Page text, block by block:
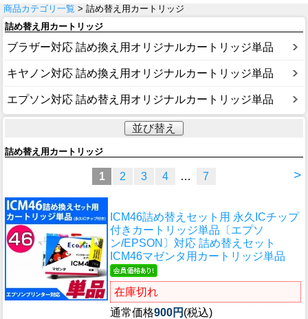
商品カテゴリ一覧 > 詰め替え用カートリッジ
詰め替え用カートリッジ
ブラザー対応 詰め換え用オリジナルカートリッジ単品
キヤノン対応 詰め換え用オリジナルカートリッジ単品
エプソン対応 詰め替え用オリジナルカートリッジ単品
並び替え
詰め替え用カートリッジ
>
1 2 3 4 … 7
ICM46詰め替えセット用 永久ICチップ
付きカートリッジ単品〔エプソ
ン/EPSON〕対応 詰め替えセット
ICM46マゼンタ用カートリッジ単品
在庫切れ
通常価格900円 (税込)